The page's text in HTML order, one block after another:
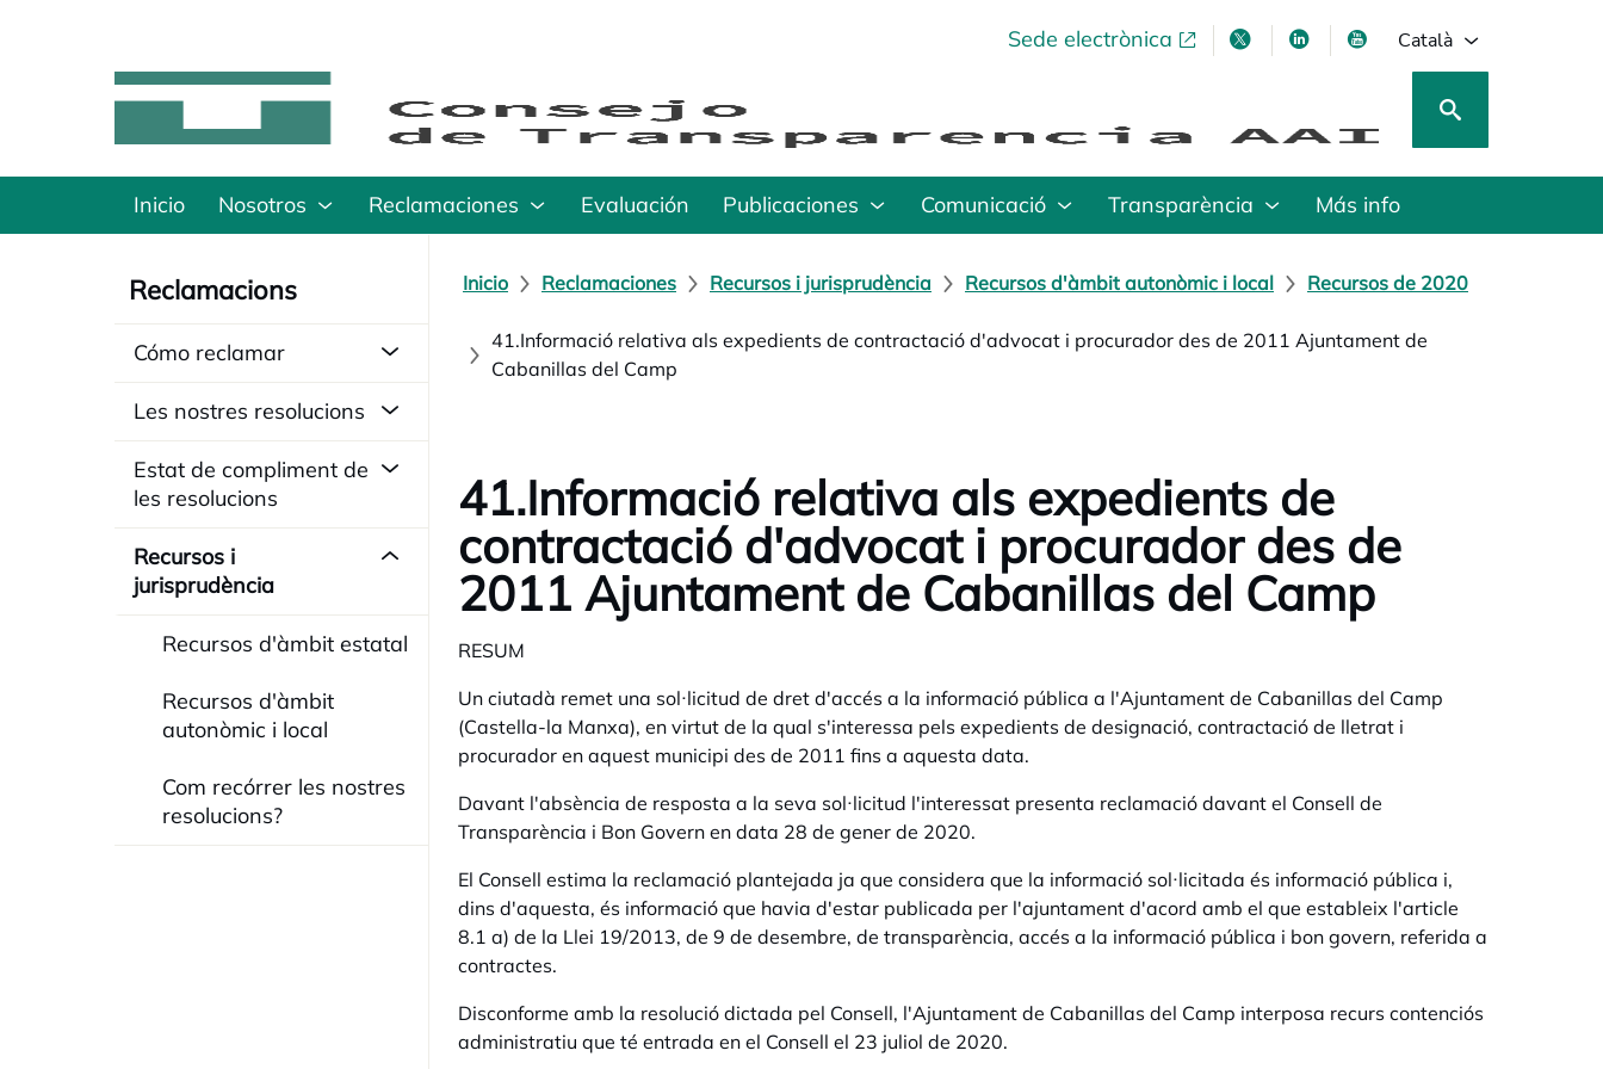
Sede electrònicaopens in a new tabopens in a new tab
opens in a new tab
opens in a new tab
Català
Inicio Nosotros Reclamaciones Evaluación Publicaciones Comunicació Transparència Más info
Reclamacions
Cómo reclamar
Les nostres resolucions
Estat de compliment de
les resolucions
Recursos i
jurisprudència
Recursos d'àmbit estatal
Recursos d'àmbit
autonòmic i local
Com recórrer les nostres
resolucions?
Inicio Reclamaciones Recursos i jurisprudència Recursos d'àmbit autonòmic i local Recursos de 2020
41.Informació relativa als expedients de contractació d'advocat i procurador des de 2011 Ajuntament de
Cabanillas del Camp
41.Informació relativa als expedients de
contractació d'advocat i procurador des de
2011 Ajuntament de Cabanillas del Camp
RESUM
Un ciutadà remet una sol·licitud de dret d'accés a la informació pública a l'Ajuntament de Cabanillas del Camp
(Castella-la Manxa), en virtut de la qual s'interessa pels expedients de designació, contractació de lletrat i
procurador en aquest municipi des de 2011 fins a aquesta data.
Davant l'absència de resposta a la seva sol·licitud l'interessat presenta reclamació davant el Consell de
Transparència i Bon Govern en data 28 de gener de 2020.
El Consell estima la reclamació plantejada ja que considera que la informació sol·licitada és informació pública i,
dins d'aquesta, és informació que havia d'estar publicada per l'ajuntament d'acord amb el que estableix l'article
8.1 a) de la Llei 19/2013, de 9 de desembre, de transparència, accés a la informació pública i bon govern, referida a
contractes.
Disconforme amb la resolució dictada pel Consell, l'Ajuntament de Cabanillas del Camp interposa recurs contenciós
administratiu que té entrada en el Consell el 23 juliol de 2020.